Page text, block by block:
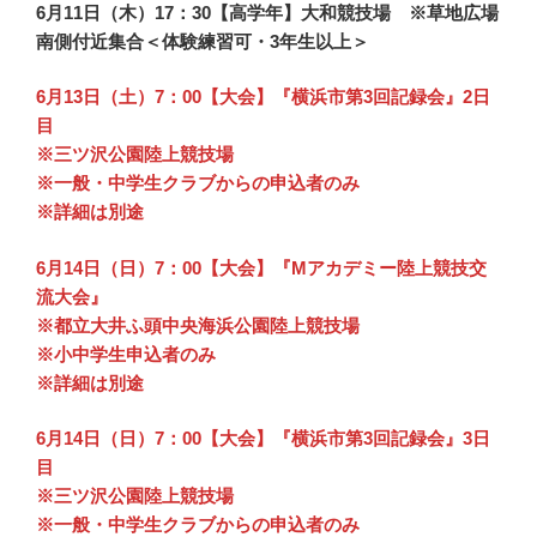
6月11日（木）17：30【高学年】大和競技場 ※草地広場
南側付近集合＜体験練習可・3年生以上＞
6月13日（土）7：00【大会】『横浜市第3回記録会』2日
目
※三ツ沢公園陸上競技場
※一般・中学生クラブからの申込者のみ
※詳細は別途
6月14日（日）7：00【大会】『Mアカデミー陸上競技交
流大会』
※都立大井ふ頭中央海浜公園陸上競技場
※小中学生申込者のみ
※詳細は別途
6月14日（日）7：00【大会】『横浜市第3回記録会』3日
目
※三ツ沢公園陸上競技場
※一般・中学生クラブからの申込者のみ